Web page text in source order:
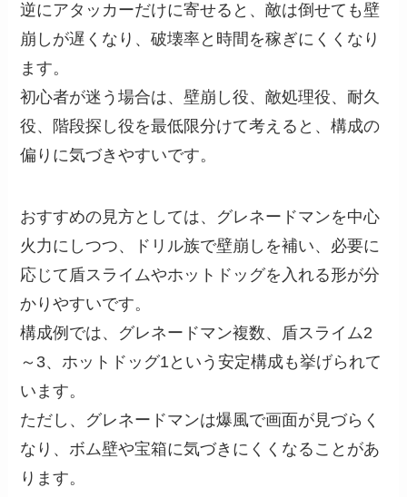
逆にアタッカーだけに寄せると、敵は倒せても壁
崩しが遅くなり、破壊率と時間を稼ぎにくくなり
ます。
初心者が迷う場合は、壁崩し役、敵処理役、耐久
役、階段探し役を最低限分けて考えると、構成の
偏りに気づきやすいです。
おすすめの見方としては、グレネードマンを中心
火力にしつつ、ドリル族で壁崩しを補い、必要に
応じて盾スライムやホットドッグを入れる形が分
かりやすいです。
構成例では、グレネードマン複数、盾スライム2
～3、ホットドッグ1という安定構成も挙げられて
います。
ただし、グレネードマンは爆風で画面が見づらく
なり、ボム壁や宝箱に気づきにくくなることがあ
ります。